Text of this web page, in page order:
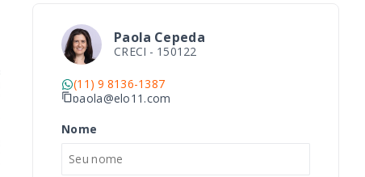
Paola Cepeda
CRECI - 150122
(11) 9 8136-1387
paola@elo11.com
Nome